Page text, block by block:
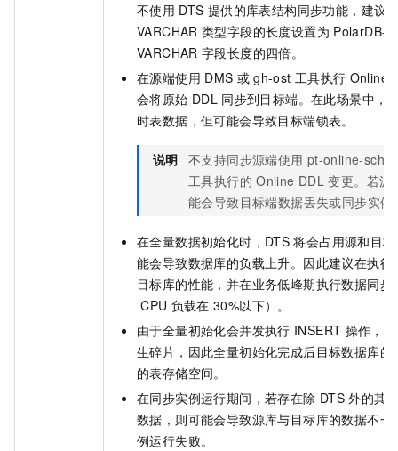
不使用 DTS 提供的库表结构同步功能，建议
VARCHAR 类型字段的长度设置为 PolarDB-
VARCHAR 字段长度的四倍。
在源端使用 DMS 或 gh-ost 工具执行 Online
会将原始 DDL 同步到目标端。在此场景中，
时表数据，但可能会导致目标端锁表。
说明 不支持同步源端使用 pt-online-
工具执行的 Online DDL 变更。若源
能会导致目标端数据丢失或同步实例
在全量数据初始化时，DTS 将会占用源和目
能会导致数据库的负载上升。因此建议在执
目标库的性能，并在业务低峰期执行数据同
CPU 负载在 30%以下）。
由于全量初始化会并发执行 INSERT 操作，
生碎片，因此全量初始化完成后目标数据库
的表存储空间。
在同步实例运行期间，若存在除 DTS 外的其
数据，则可能会导致源库与目标库的数据不
例运行失败。